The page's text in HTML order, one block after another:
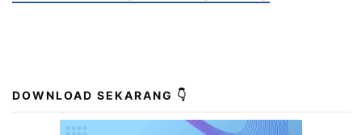
DOWNLOAD SEKARANG 👇